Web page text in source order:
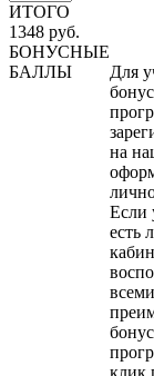
ИТОГО
1348 руб.
БОНУСНЫЕ
БАЛЛЫ
Для
на
Если
есть
всеми